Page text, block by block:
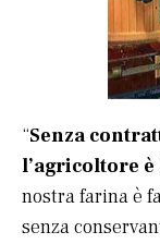
“Senza
l’agricoltore
nostra farina è
senza